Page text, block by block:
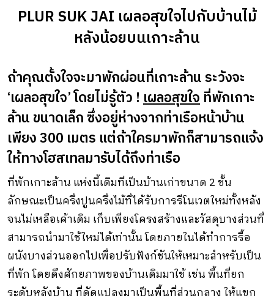
PLUR SUK JAI เผลอสุขใจไปกับบ้านไม้
หลังน้อยบนเกาะล้าน
ถ้าคุณตั้งใจจะมาพักผ่อนที่เกาะล้าน ระวังจะ
‘เผลอสุขใจ’ โดยไม่รู้ตัว !เผลอสุขใจที่พักเกาะ
ล้าน ขนาดเล็ก ซึ่งอยู่ห่างจากท่าเรือหน้าบ้าน
เพียง 300 เมตร แต่ถ้าใครมาพักก็สามารถแจ้ง
ให้ทางโฮสเทลมารับได้ถึงท่าเรือ
ที่พักเกาะล้าน แห่งนี้เดิมทีเป็นบ้านเก่าขนาด 2 ชั้น
ลักษณะเป็นครึ่งปูนครึ่งไม้ที่ได้รับการรีโนเวตใหม่ทั้งหลัง
จนไม่เหลือเค้าเดิม เก็บเพียงโครงสร้างและวัสดุบางส่วนที่
สามารถนำมาใช้ใหม่ได้เท่านั้น โดยภายในได้ทำการรื้อ
ผนังบางส่วนออกไปเพื่อปรับฟังก์ชันให้เหมาะสำหรับเป็น
ที่พัก โดยดึงศักยภาพของบ้านเดิมมาใช้ เช่น พื้นที่ยก
ระดับหลังบ้าน ที่ดัดแปลงมาเป็นพื้นที่ส่วนกลาง ให้แขก